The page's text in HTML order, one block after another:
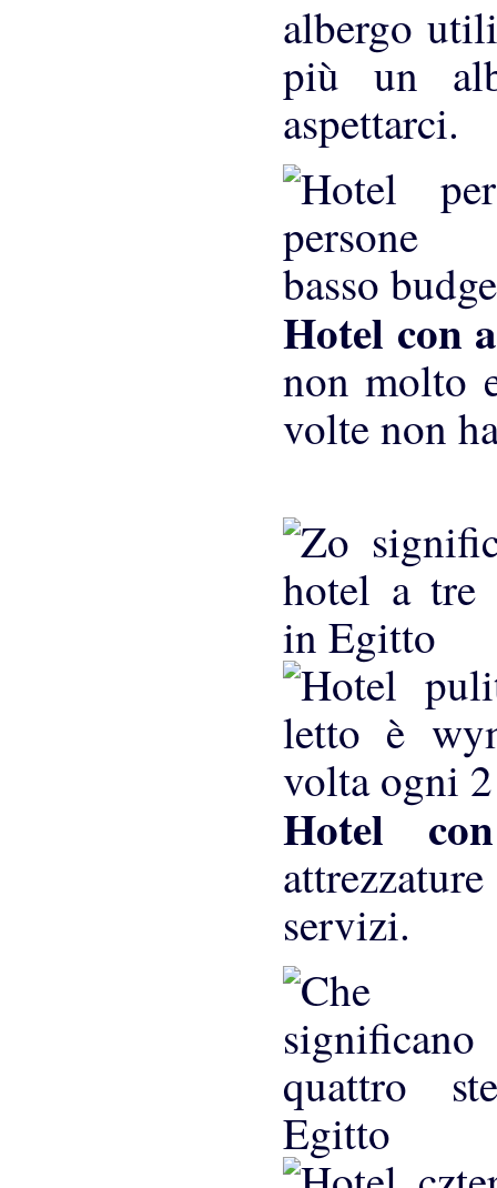
albergo
più un
aspettarci.
Hotel con
non molto
volte non
Hotel
servizi.